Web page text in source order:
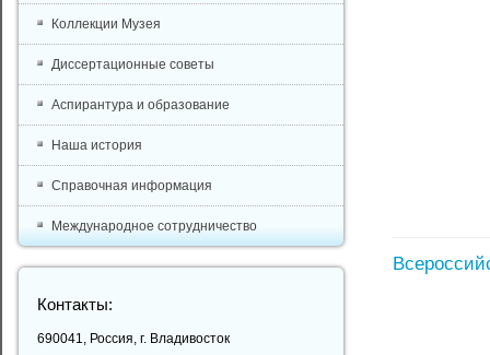
Коллекции Музея
Диссертационные советы
Аспирантура и образование
Наша история
Справочная информация
Международное сотрудничество
Контакты:
690041, Россия, г. Владивосток